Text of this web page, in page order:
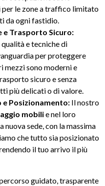
le zone a traffico limitato
da ogni fastidio.
e Trasporto Sicuro:
e tecniche di
per proteggere
mezzi sono moderni e
sicuro e senza
più delicati o di valore.
e Posizionamento: Il nostro
mobilie nel loro
sede, con la massima
che tutto sia posizionato
il tuo arrivo il più
guidato, trasparente